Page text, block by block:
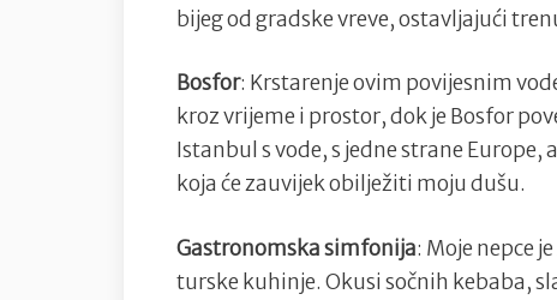
bijeg od gradske vreve, ostavljajući
Bosfor: Krstarenje ovim povijesnim
kroz vrijeme i prostor, dok je Bosfor
Istanbul s vode, s jedne strane Europe,
koja će zauvijek obilježiti moju dušu.
Gastronomska simfonija: Moje nepce
turske kuhinje. Okusi sočnih kebaba,